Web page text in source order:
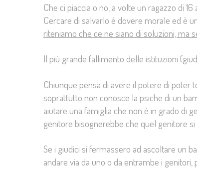
Che ci piaccia o no, a volte un ragazzo di
Cercare di salvarlo è dovere morale ed è
riteniamo che ce ne siano di soluzioni, ma
Il più grande fallimento delle istituzioni
Chiunque pensa di avere il potere di
soprattutto non conosce la psiche di un
aiutare una famiglia che non è in grado di
genitore bisognerebbe che quel genitore
Se i giudici si fermassero ad ascoltare un
andare via da uno o da entrambe i genitori,